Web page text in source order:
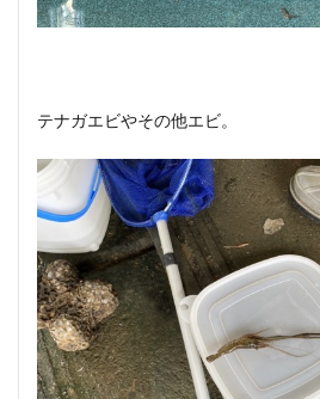
テナガエビやその他エビ。